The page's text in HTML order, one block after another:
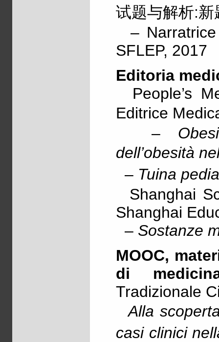
试题与解析:新
–
SFLEP, 2017
Editoria
People’s
Editrice
–
dell’obesità
– Tuina
Shanghai
Shanghai
– Sostanze
MOOC,
di
Tradizionale
Alla
casi clinici